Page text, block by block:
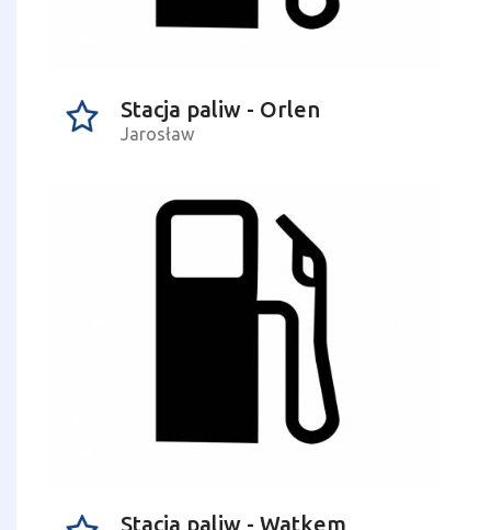
Stacja paliw - Orlen
Jarosław
Stacja paliw - Watkem